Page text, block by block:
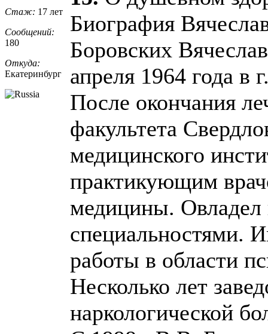
Стаж: 17 лет
Сообщений:
180
Откуда:
Екатеринбург
Биография
Боровских
апреля 1964 года в
После окончания
факультета
медицинского
практикующим
медицины. Овладел
специальностями.
работы в области
Несколько лет
наркологической